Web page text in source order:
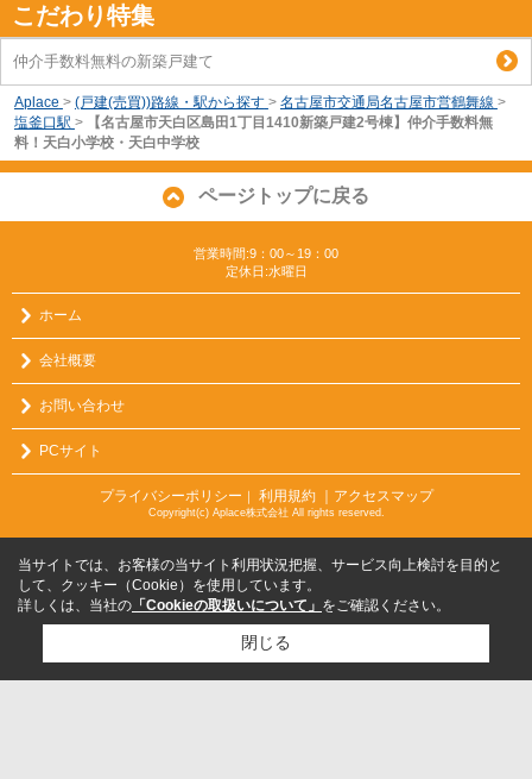
こだわり特集
仲介手数料無料の新築戸建て
Aplace > (戸建(売買))路線・駅から探す > 名古屋市交通局名古屋市営鶴舞線 >
塩釜口駅 >
【名古屋市天白区島田1丁目1410新築戸建2号棟】仲介手数料無
料！天白小学校・天白中学校
ページトップに戻る
営業時間:9：00～19：00
定休日:水曜日
ホーム
会社概要
お問い合わせ
PCサイト
プライバシーポリシー ｜ 利用規約 ｜アクセスマップ
Copyright(c) Aplace株式会社 All rights reserved.
当サイトでは、お客様の当サイト利用状況把握、サービス向上検討を目的と
して、クッキー（Cookie）を使用しています。
詳しくは、当社の 「Cookieの取扱いについて」 をご確認ください。
閉じる